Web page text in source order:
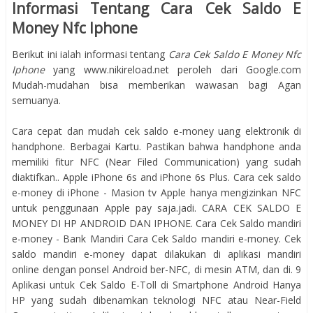
Informasi Tentang Cara Cek Saldo E
Money Nfc Iphone
Berikut ini ialah informasi tentang Cara Cek Saldo E Money Nfc
Iphoneyang www.nikireload.net peroleh dari Google.com
Mudah-mudahan bisa memberikan wawasan bagi Agan
semuanya.
Cara cepat dan mudah cek saldo e-money uang elektronik di
handphone. Berbagai Kartu. Pastikan bahwa handphone anda
memiliki fitur NFC (Near Filed Communication) yang sudah
diaktifkan.. Apple iPhone 6s and iPhone 6s Plus. Cara cek saldo
e-money di iPhone - Masion tv Apple hanya mengizinkan NFC
untuk penggunaan Apple pay saja.jadi. CARA CEK SALDO E
MONEY DI HP ANDROID DAN IPHONE. Cara Cek Saldo mandiri
e-money - Bank Mandiri Cara Cek Saldo mandiri e-money. Cek
saldo mandiri e-money dapat dilakukan di aplikasi mandiri
online dengan ponsel Android ber-NFC, di mesin ATM, dan di. 9
Aplikasi untuk Cek Saldo E-Toll di Smartphone Android Hanya
HP yang sudah dibenamkan teknologi NFC atau Near-Field